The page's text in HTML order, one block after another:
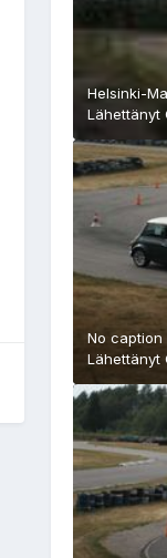
Helsinki-
Lähettänyt
No caption
Lähettänyt